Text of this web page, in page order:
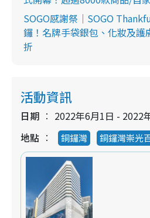
SOGO感謝祭｜SOGO
鑼！名牌手袋銀包、化妝及護
折
活動資訊
日期
2022年6月1日 - 2022
地點
銅鑼灣 銅鑼灣崇光